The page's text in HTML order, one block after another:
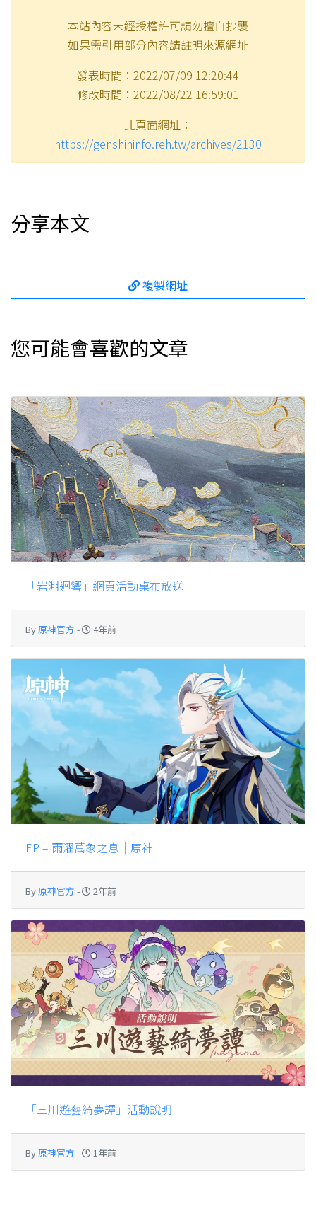
本站內容未經授權許可請勿擅自抄襲
如果需引用部分內容請註明來源網址
發表時間：2022/07/09 12:20:44
修改時間：2022/08/22 16:59:01
此頁面網址：
https://genshininfo.reh.tw/archives/2130
分享本文
複製網址
您可能會喜歡的文章
「岩淵迴響」網頁活動桌布放送
By 原神官方 - 4年前
EP – 雨濯萬象之息｜原神
By 原神官方 - 2年前
「三川遊藝綺夢譚」活動說明
By 原神官方 - 1年前